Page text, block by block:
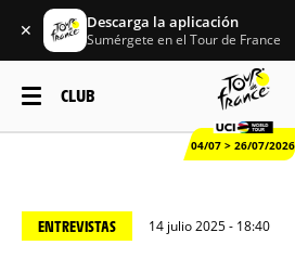
✕ Descarga la aplicación
Sumérgete en el Tour de France
CLUB
04/07 > 26/07/2026
ENTREVISTAS 14 julio 2025 - 18:40